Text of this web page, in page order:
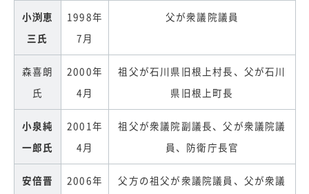
小渕恵
三氏
1998年
7月
父が衆議院議員
森喜朗
氏
2000年
4月
祖父が石川県旧根上村長、父が石川
県旧根上町長
小泉純
一郎氏
2001年
4月
祖父が衆議院副議長、父が衆議院議
員、防衛庁長官
安倍晋
2006年
父方の祖父が衆議院議員、父が衆議